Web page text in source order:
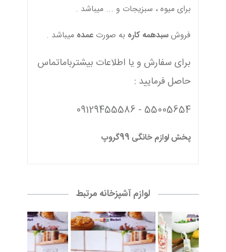
برای میوه ، سبزیجات و ... میباشد .
فروشسبدهمه کاره به صورت عمده میباشد .
برای سفارش و یا اطلاعات بیشترباماتماس
حاصل فرمایید :
55005654 - 09129455586
پخش لوازم خانگی 99گروپ
لوازم آشپزخانه مرتبط